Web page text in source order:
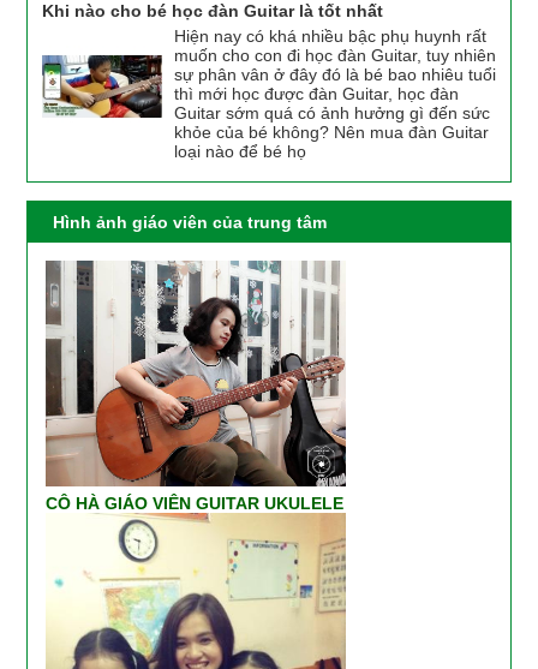
Khi nào cho bé học đàn Guitar là tốt nhất
Hiện nay có khá nhiều bậc phụ huynh rất
muốn cho con đi học đàn Guitar, tuy nhiên
sự phân vân ở đây đó là bé bao nhiêu tuổi
thì mới học được đàn Guitar, học đàn
Guitar sớm quá có ảnh hưởng gì đến sức
khỏe của bé không? Nên mua đàn Guitar
loại nào để bé họ
Hình ảnh giáo viên của trung tâm
CÔ HÀ GIÁO VIÊN GUITAR UKULELE